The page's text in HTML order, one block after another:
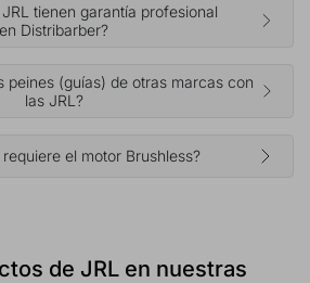
tienen garantía profesional
en Distribarber?
peines (guías) de otras marcas con
las JRL?
el motor Brushless?
de JRL en nuestras